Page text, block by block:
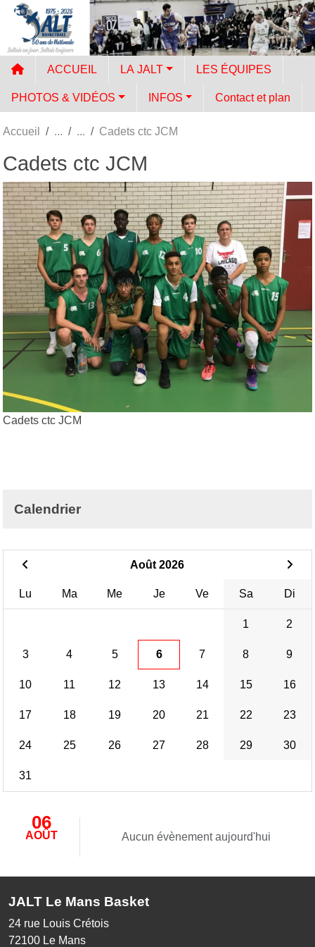
ACCUEIL LA JALT LES ÉQUIPES
PHOTOS & VIDÉOS INFOS Contact et plan
Accueil Cadets ctc JCM
Cadets ctc JCM
Cadets ctc JCM
Calendrier
Août 2026
Lu Ma Me Je Ve Sa Di
1 2
3 4 5 6 7 8 9
10 11 12 13 14 15 16
17 18 19 20 21 22 23
24 25 26 27 28 29 30
31
06
AOÛT Aucun évènement aujourd'hui
JALT Le Mans Basket
24 rue Louis Crétois
72100 Le Mans
Panneau de gestion des cookies